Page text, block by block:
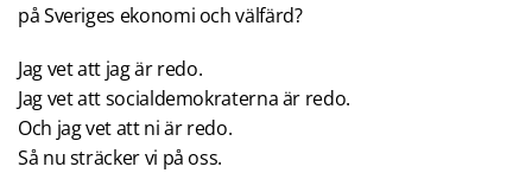
på Sveriges ekonomi och välfärd?
Jag vet att jag är redo.
Jag vet att socialdemokraterna är redo.
Och jag vet att ni är redo.
Så nu sträcker vi på oss.